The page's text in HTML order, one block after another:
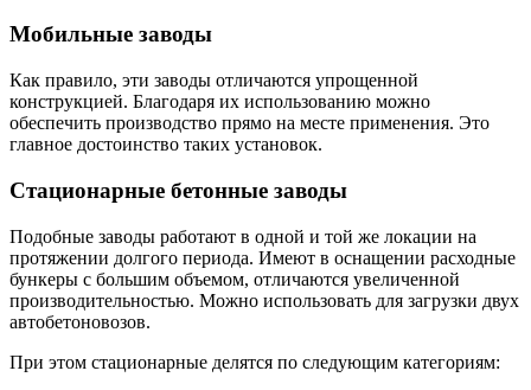
Мобильные заводы
Как правило, эти заводы отличаются упрощенной
конструкцией. Благодаря их использованию можно
обеспечить производство прямо на месте применения. Это
главное достоинство таких установок.
Стационарные бетонные заводы
Подобные заводы работают в одной и той же локации на
протяжении долгого периода. Имеют в оснащении расходные
бункеры с большим объемом, отличаются увеличенной
производительностью. Можно использовать для загрузки двух
автобетоновозов.
При этом стационарные делятся по следующим категориям: